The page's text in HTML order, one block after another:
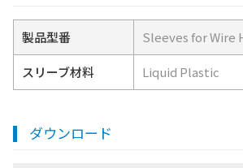
製品型番 Sleeves for Wire
スリーブ材料 Liquid Plastic
ダウンロード